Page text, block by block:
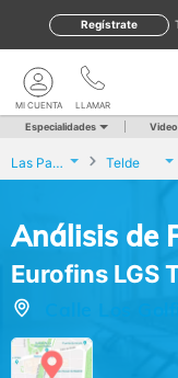
Regístrate
LLAMAR
MI CUENTA
Especialidades
Las Palmas Telde
Análisis de
Eurofins LGS